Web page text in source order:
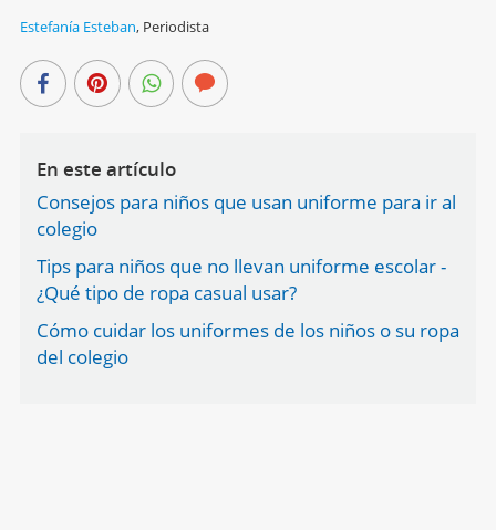
Estefanía Esteban, Periodista
En este artículo
Consejos para niños que usan uniforme para ir al
colegio
Tips para niños que no llevan uniforme escolar -
¿Qué tipo de ropa casual usar?
Cómo cuidar los uniformes de los niños o su ropa
del colegio